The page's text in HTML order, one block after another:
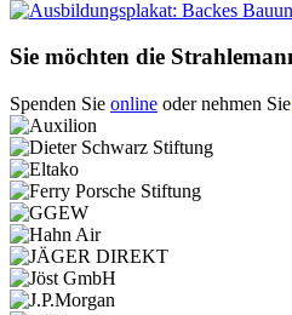
Sie möchten die
Spenden Sie online oder nehmen Sie